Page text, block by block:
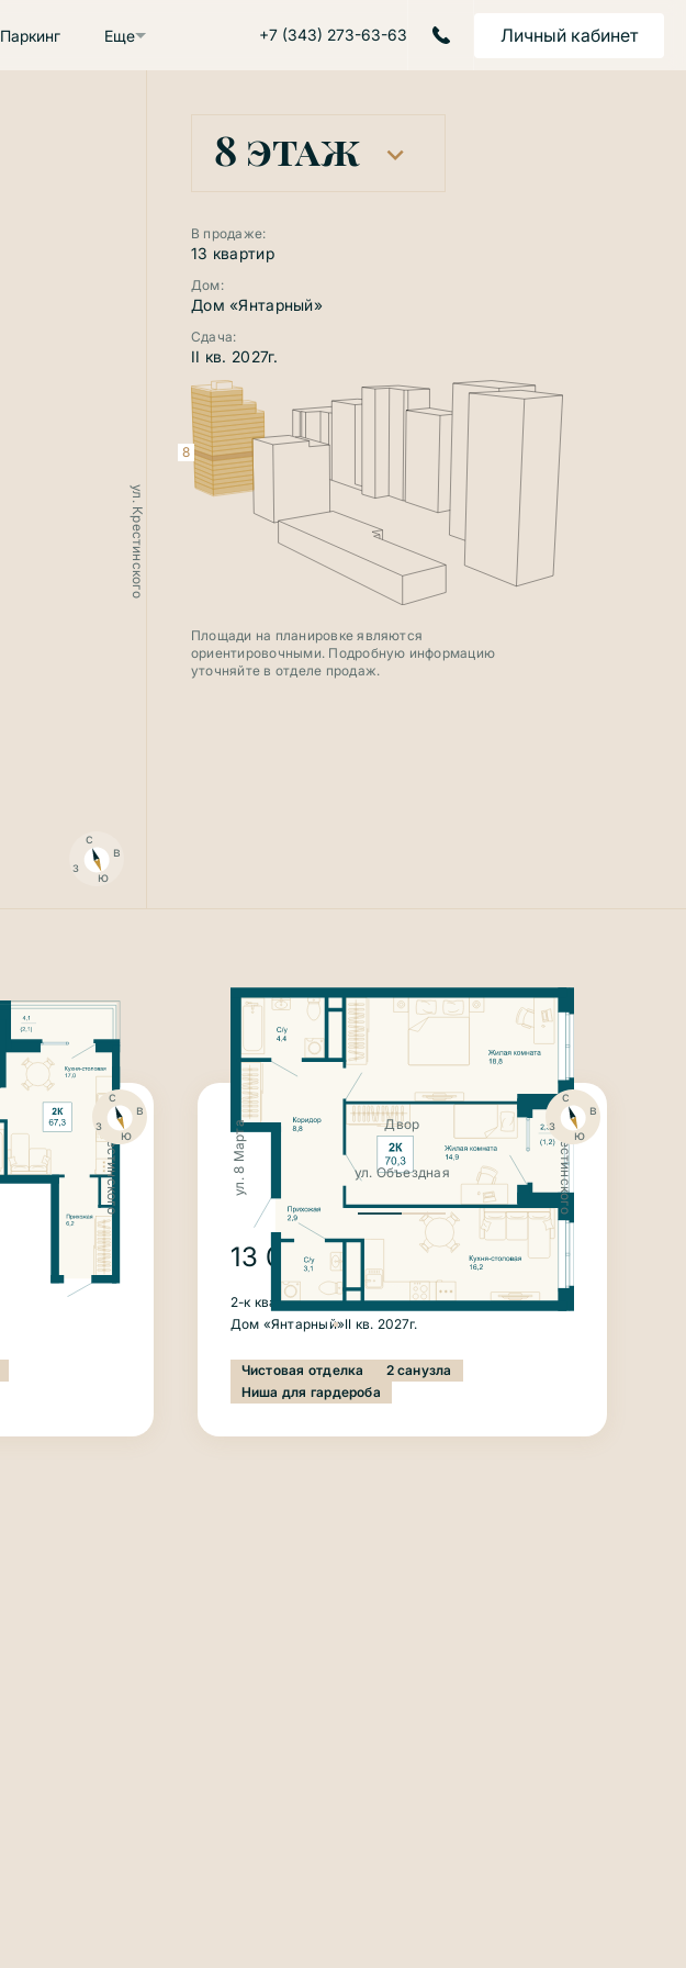
Паркинг Еще +7 (343) 273-63-63 Личный кабинет
з
с
в
ю
ул. Крестинского
8 этаж
В продаже:
13 квартир
Дом:
Дом «Янтарный»
Сдача:
II кв. 2027г.
8
Площади на планировке являются
ориентировочными. Подробную информацию
уточняйте в отделе продаж.
з
с
в
ю
ул. Крестинского з
с
в
ю
Двор ул. Крестинского
ул. Объездная
ул. 8 Марта
13 075 800
2-к квартира70.3 м² Этаж 8
Дом «Янтарный»II кв. 2027г.
Чистовая отделка
2 санузла
Ниша для гардероба